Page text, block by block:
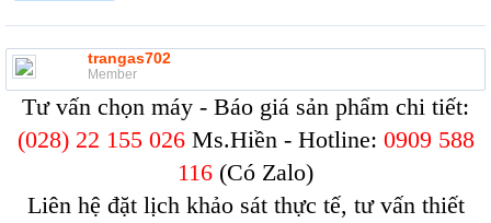
trangas702
Member
Tư vấn chọn máy - Báo giá sản phẩm chi tiết:
(028) 22 155 026Ms.Hiền - Hotline: 0909 588
116 (Có Zalo)
Liên hệ đặt lịch khảo sát thực tế, tư vấn thiết